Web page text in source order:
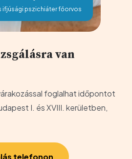
ifjúsági pszichiáter főorvos
van
foglalhat időpontot
I. és XVIII. kerületben,
telefonon